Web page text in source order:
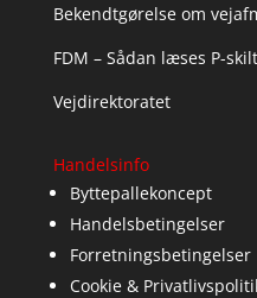
Bekendtgørelse om
FDM – Sådan læses P-
Vejdirektoratet
Handelsinfo
Byttepallekoncept
Handelsbetingelser
Forretningsbetingelser
Cookie &